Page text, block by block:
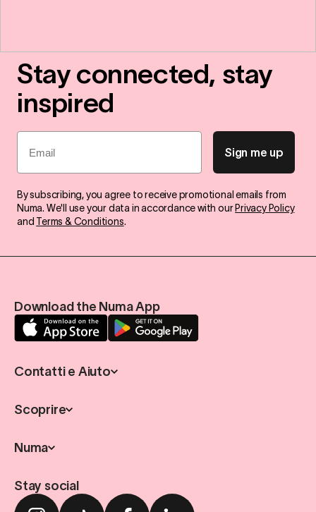
Stay connected, stay
inspired
Email
Sign me up
By subscribing, you agree to receive promotional emails from
Numa. We'll use your data in accordance with our Privacy Policy
and Terms & Conditions.
Download the Numa App
Contatti e Aiuto
Scoprire
Numa
Stay social